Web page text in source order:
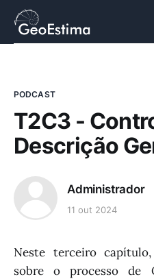
PODCAST
T2C3 -
Descrição
Administrador
11 out 2024
Neste terceiro
sobre o processo de